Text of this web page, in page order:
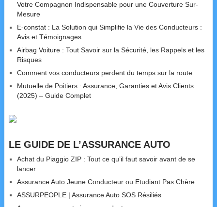
Votre Compagnon Indispensable pour une Couverture Sur-
Mesure
E-constat : La Solution qui Simplifie la Vie des Conducteurs :
Avis et Témoignages
Airbag Voiture : Tout Savoir sur la Sécurité, les Rappels et les
Risques
Comment vos conducteurs perdent du temps sur la route
Mutuelle de Poitiers : Assurance, Garanties et Avis Clients
(2025) – Guide Complet
LE GUIDE DE L’ASSURANCE AUTO
Achat du Piaggio ZIP : Tout ce qu’il faut savoir avant de se
lancer
Assurance Auto Jeune Conducteur ou Etudiant Pas Chère
ASSURPEOPLE | Assurance Auto SOS Résiliés